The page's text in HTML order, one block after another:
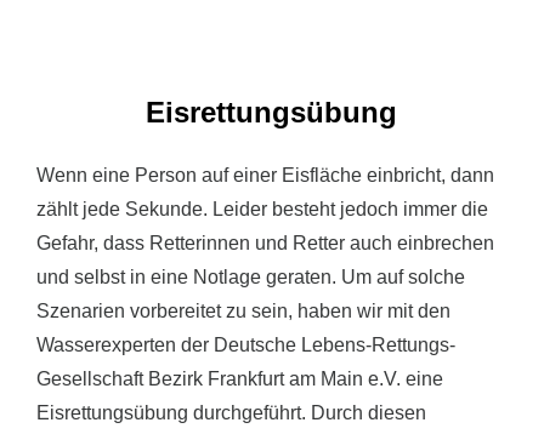
Eisrettungsübung
Wenn eine Person auf einer Eisfläche einbricht, dann
zählt jede Sekunde. Leider besteht jedoch immer die
Gefahr, dass Retterinnen und Retter auch einbrechen
und selbst in eine Notlage geraten. Um auf solche
Szenarien vorbereitet zu sein, haben wir mit den
Wasserexperten der Deutsche Lebens-Rettungs-
Gesellschaft Bezirk Frankfurt am Main e.V. eine
Eisrettungsübung durchgeführt. Durch diesen